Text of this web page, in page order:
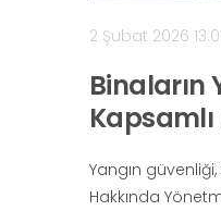
2 Şubat 2026
Binaların
Yangın
Hakkında